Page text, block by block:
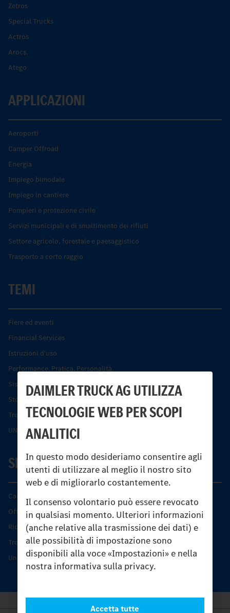
DAIMLER TRUCK AG UTILIZZA
TECNOLOGIE WEB PER SCOPI
ANALITICI
In questo modo desideriamo consentire agli
utenti di utilizzare al meglio il nostro sito
web e di migliorarlo costantemente.
Il consenso volontario può essere revocato
in qualsiasi momento. Ulteriori informazioni
(anche relative alla trasmissione dei dati) e
alle possibilità di impostazione sono
disponibili alla voce «Impostazioni» e nella
nostra informativa sulla privacy.
Accetta tutte
Zetros
Special Trucks
Actros
Arocs.
Atego
APPLICAZIONI
Aeroporti
Camper Offroad
Energia
Impiego bimodale
Impiego in cantiere
Pompieri e protezione civile
Servizi municipali e di smaltimento dei rifiuti
Settore agricolo, forestale e paesaggistico
Trasporto a corto raggio
TEMI
Fiere ed eventi
Financial Services
Istruzioni d'uso
Performance. Pratica. Personalità.
Sistemi di assistenza alla guida e di sicurezza
Storia dell’Unimog
Trovare un partner
UNI-TOUCH®
SERVIZIO
Caratteristiche di prodotto
Offerta di servizio Unimog
Ricambi originali
Trovare un partner
Unimog Service Days